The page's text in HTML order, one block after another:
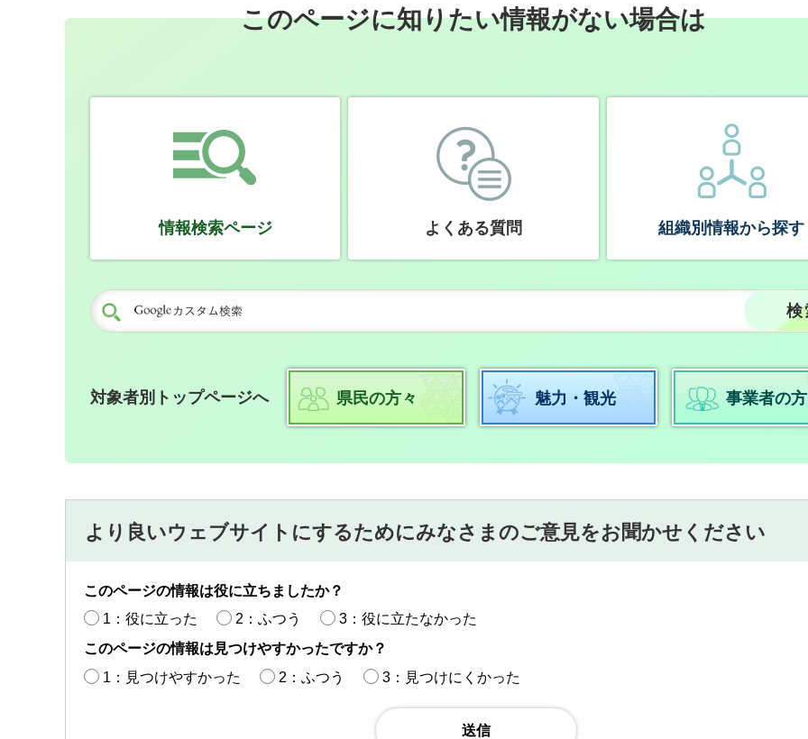
このページに知りたい情報がない場合は
情報検索ページ よくある質問 組織別情報から探す
対象者別トップページへ 県民の方々 魅力・観光 事業者の
より良いウェブサイトにするためにみなさまのご意見をお聞かせください
このページの情報は役に立ちましたか？
1：役に立った
2：ふつう
3：役に立たなかった
このページの情報は見つけやすかったですか？
1：見つけやすかった
2：ふつう 3：見つけにくかった